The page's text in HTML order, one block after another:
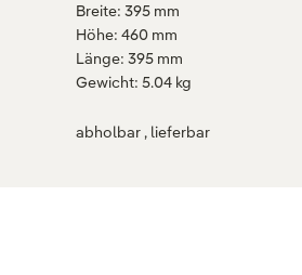
Breite: 395 mm
Höhe: 460 mm
Länge: 395 mm
Gewicht: 5.04 kg
abholbar , lieferbar